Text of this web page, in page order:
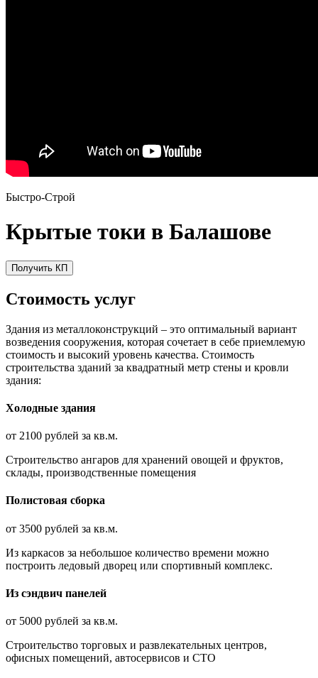
Быстро-Строй
Крытые токи в Балашове
Получить КП
Стоимость услуг
Здания из металлоконструкций – это оптимальный вариант
возведения сооружения, которая сочетает в себе приемлемую
стоимость и высокий уровень качества. Стоимость
строительства зданий за квадратный метр стены и кровли
здания:
Холодные здания
от 2100 рублей за кв.м.
Строительство ангаров для хранений овощей и фруктов,
склады, производственные помещения
Полистовая сборка
от 3500 рублей за кв.м.
Из каркасов за небольшое количество времени можно
построить ледовый дворец или спортивный комплекс.
Из сэндвич панелей
от 5000 рублей за кв.м.
Строительство торговых и развлека­тельных центров,
офисных помещений, автосервисов и СТО